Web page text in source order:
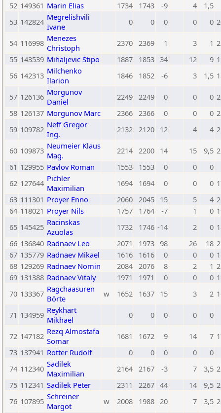
52 149361 Marin Elias 1734 1743 -9 4
1,5
53 142824 Megrelishvili
Ivane
0 0 0 0 0
54 116998 Menezes
Christoph
2370 2369 1 3 1
55 143539 Mihaljevic Stipo 1887 1853 34 12 9
56 142313 Milchenko
Ilarion
1846 1852 -6 3 1,5
57 126136 Morgunov
Daniel
2249 2249 0 0 0
58 126137 Morgunov Marc 2366 2366 0 0 0
59 109782 Neff Gregor
Ing.
2132 2120 12 4 4
60 109873 Neumeier Klaus
Mag.
2214 2200 14 15 9,5
61 129955 Pavlov Roman 1553 1553 0 0
0
62 127644 Pichler
Maximilian
1694 1694 0 0 0
63 111301 Proyer Enno 2060 2045 15 5 4
64 118021 Proyer Nils 1757 1764 -7 1 0
65 145425 Racinskas
Azuolas
1732 1746 -14 2 0
66 136840 Radnaev Leo 2071 1973 98 26 18
67 135779 Radnaev Mikael 1616 1616 0 0 0
68 129269 Radnaev Nomin 2084 2076 8 2 1
69 131388 Radnaev Vitaly 1971 1971 0 0 0
70 133367 Ragchaasuren
Börte
w 1652 1637 15 3 2
71 134959 Reykhart
Mikhael
0 0 0 0 0
72 147182 Rezq Almostafa
Somar
1681 1672 9 14 7
73 137941 Rotter Rudolf 0 0 0 0
0
74 112340 Sadilek
Maximilian
2164 2167 -3 7 3,5
75 112341 Sadilek Peter 2311 2267 44 14 9,5
76 107895 Schreiner
Margot
w 2008 1988 20 7 3,5